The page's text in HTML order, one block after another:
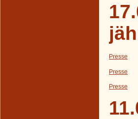
Presse
Presse
Presse